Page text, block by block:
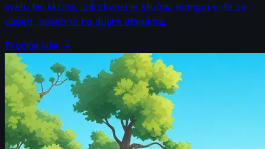
svetu biciklizma, izdržljivost je ključna komponenta za
uspeh, posebno na dugim etapama.
Pročitaj više →